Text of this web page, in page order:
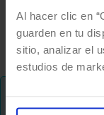
Al hacer clic en
guarden en tu
sitio, analizar el
estudios de
generar. ¿Qué…